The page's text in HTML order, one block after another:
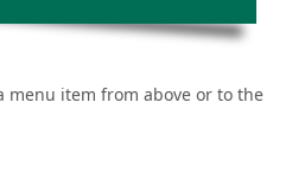
menu item from above or to the